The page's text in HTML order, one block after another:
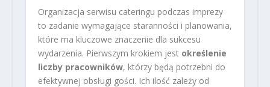
Organizacja serwisu cateringu podczas imprezy
to zadanie wymagające staranności i planowania,
które ma kluczowe znaczenie dla sukcesu
wydarzenia. Pierwszym krokiem jest określenie
liczby pracowników, którzy będą potrzebni do
efektywnej obsługi gości. Ich ilość zależy od